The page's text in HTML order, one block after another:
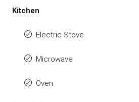
Kitchen
Electric Stove
Microwave
Oven